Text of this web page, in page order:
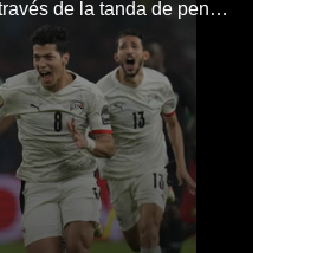
La selección de Egipto eliminó al anfitrión Camerún a través de la tanda de penales en la Copa Africana.